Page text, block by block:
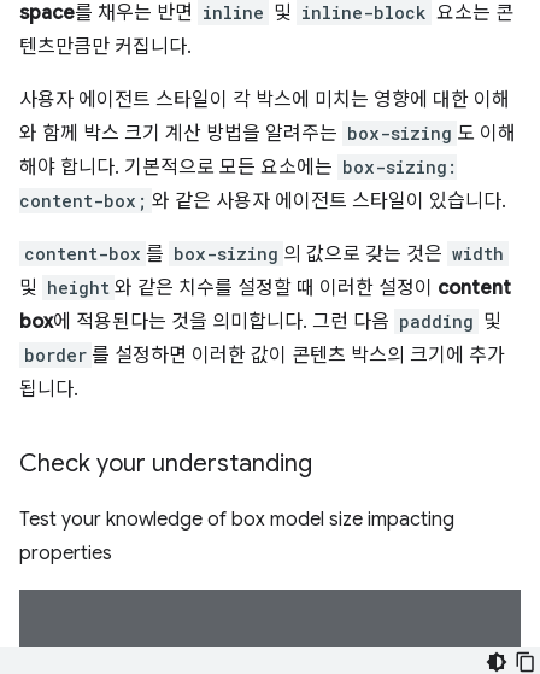
space를 채우는 반면 inline 및 inline-block 요소는 콘
텐츠만큼만 커집니다.
사용자 에이전트 스타일이 각 박스에 미치는 영향에 대한 이해
와 함께 박스 크기 계산 방법을 알려주는 box-sizing 도 이해
해야 합니다. 기본적으로 모든 요소에는 box-sizing:
content-box; 와 같은 사용자 에이전트 스타일이 있습니다.
content-box 를 box-sizing 의 값으로 갖는 것은 width
및 height 와 같은 치수를 설정할 때 이러한 설정이 content
box에 적용된다는 것을 의미합니다. 그런 다음 padding 및
border 를 설정하면 이러한 값이 콘텐츠 박스의 크기에 추가
됩니다.
Check your understanding
Test your knowledge of box model size impacting
properties